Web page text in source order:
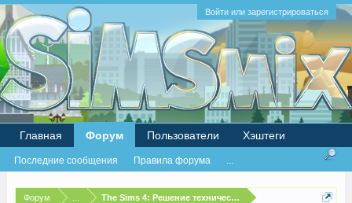
Войти или зарегистрироваться
Форум The Sims 4: Решение технических проблем
Главная Форум
Последние сообщения Правила форума ...
Пользователи Хэштеги